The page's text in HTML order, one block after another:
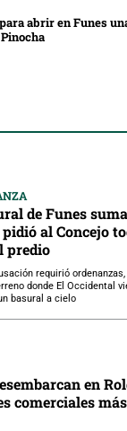
abrir en Funes
de Funes
al Concejo
predio
requirió
donde El Occidental
basural a cielo
en
comerciales